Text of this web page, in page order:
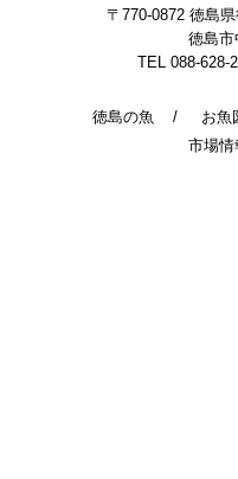
徳島の魚 お魚
市場情
〒770-0872徳島
徳島市
TEL 088-628-